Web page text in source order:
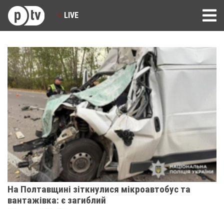
LIVE
На Полтавщині зіткнулися мікроавтобус та
вантажівка: є загиблий